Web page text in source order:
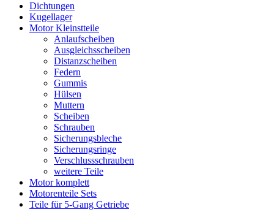
Dichtungen
Kugellager
Motor Kleinstteile
Anlaufscheiben
Ausgleichsscheiben
Distanzscheiben
Federn
Gummis
Hülsen
Muttern
Scheiben
Schrauben
Sicherungsbleche
Sicherungsringe
Verschlussschrauben
weitere Teile
Motor komplett
Motorenteile Sets
Teile für 5-Gang Getriebe